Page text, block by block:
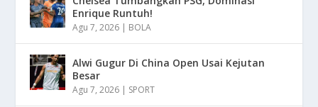
Enrique Runtuh!
Agu 7, 2026 | BOLA
Alwi Gugur Di China Open Usai Kejutan
Besar
Agu 7, 2026 | SPORT